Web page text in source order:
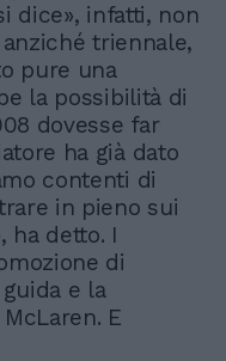
dice», infatti, non
triennale,
pure una
la possibilità di
dovesse far
ha già dato
contenti di
in pieno sui
ha detto. I
di
e la
E